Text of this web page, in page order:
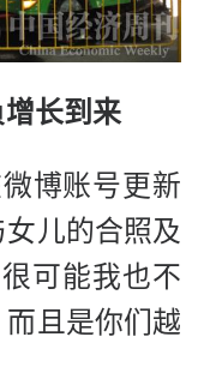
长到来
博账号更新
女儿的合照及
可能我也不
且是你们越